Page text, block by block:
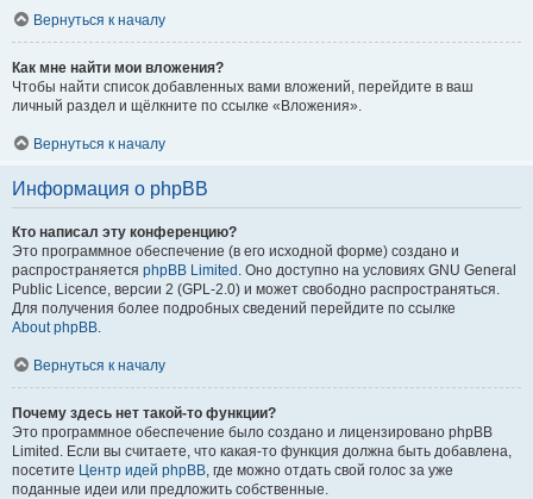
Вернуться к началу
Как мне найти мои вложения?
Чтобы найти список добавленных вами вложений, перейдите в ваш
личный раздел и щёлкните по ссылке «Вложения».
Вернуться к началу
Информация о phpBB
Кто написал эту конференцию?
Это программное обеспечение (в его исходной форме) создано и
распространяется phpBB Limited . Оно доступно на условиях GNU General
Public Licence, версии 2 (GPL-2.0) и может свободно распространяться.
Для получения более подробных сведений перейдите по ссылке
About phpBB.
Вернуться к началу
Почему здесь нет такой-то функции?
Это программное обеспечение было создано и лицензировано phpBB
Limited. Если вы считаете, что какая-то функция должна быть добавлена,
посетите Центр идей phpBB, где можно отдать свой голос за уже
поданные идеи или предложить собственные.